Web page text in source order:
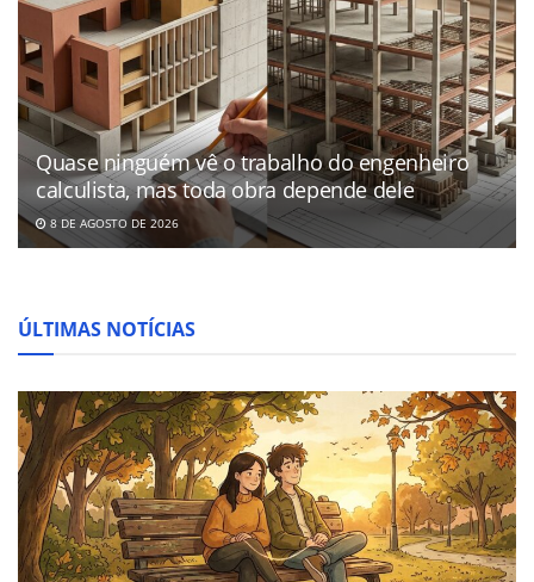
Quase ninguém vê o trabalho do engenheiro
calculista, mas toda obra depende dele
8 DE AGOSTO DE 2026
ÚLTIMAS NOTÍCIAS